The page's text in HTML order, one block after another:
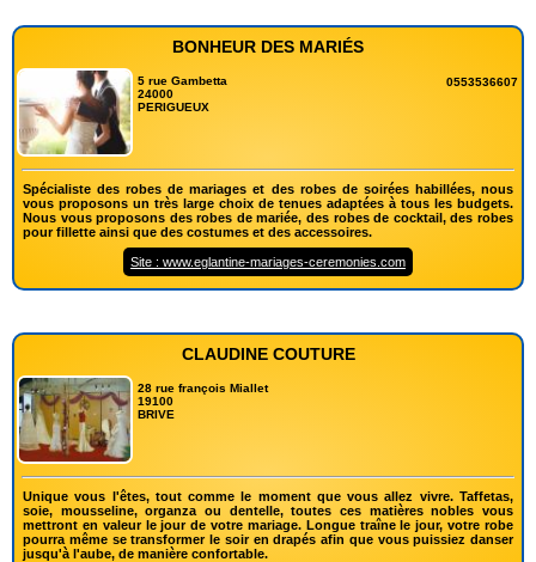
BONHEUR DES MARIÉS
5 rue Gambetta
24000
PERIGUEUX
0553536607
Spécialiste des robes de mariages et des robes de soirées habillées, nous
vous proposons un très large choix de tenues adaptées à tous les budgets.
Nous vous proposons des robes de mariée, des robes de cocktail, des robes
pour fillette ainsi que des costumes et des accessoires.
Site : www.eglantine-mariages-ceremonies.com
CLAUDINE COUTURE
28 rue françois Miallet
19100
BRIVE
Unique vous l'êtes, tout comme le moment que vous allez vivre. Taffetas,
soie, mousseline, organza ou dentelle, toutes ces matières nobles vous
mettront en valeur le jour de votre mariage. Longue traîne le jour, votre robe
pourra même se transformer le soir en drapés afin que vous puissiez danser
jusqu'à l'aube, de manière confortable.